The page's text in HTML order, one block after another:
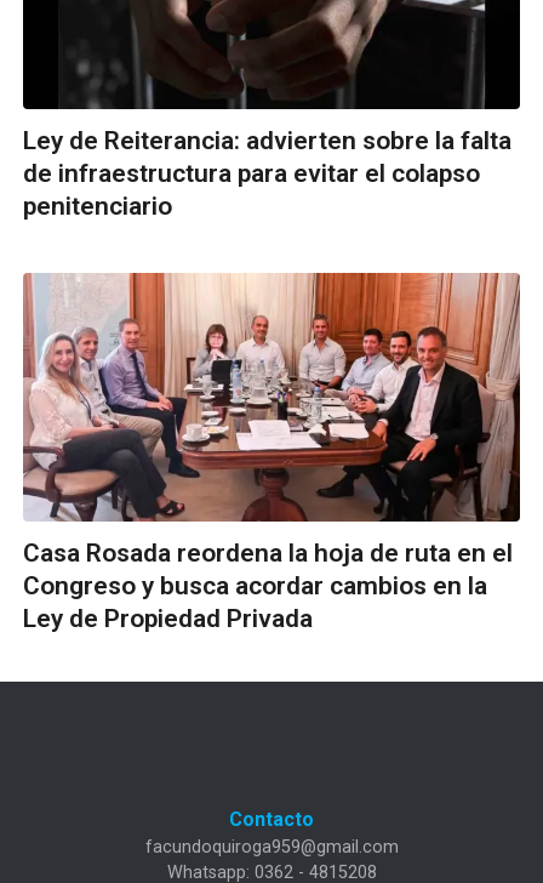
Ley de Reiterancia: advierten sobre la falta
de infraestructura para evitar el colapso
penitenciario
Casa Rosada reordena la hoja de ruta en el
Congreso y busca acordar cambios en la
Ley de Propiedad Privada
Contacto
facundoquiroga959@gmail.com
Whatsapp: 0362 - 4815208